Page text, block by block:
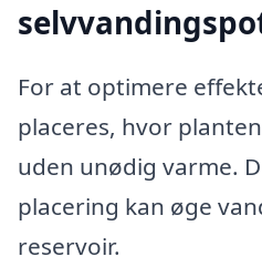
For at optimere
placeres, hvor
uden unødig varme.
placering kan øge
reservoir.